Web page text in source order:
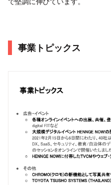
事業トピックス